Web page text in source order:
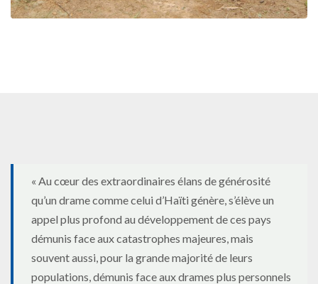
« Au cœur des extraordinaires élans de générosité
qu’un drame comme celui d’Haïti génère, s’élève un
appel plus profond au développement de ces pays
démunis face aux catastrophes majeures, mais
souvent aussi, pour la grande majorité de leurs
populations, démunis face aux drames plus personnels